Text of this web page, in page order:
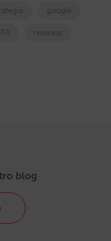
google
reservas
blog